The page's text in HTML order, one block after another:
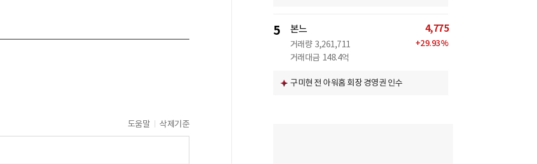
도움말 삭제기준
5 본느
거래량 3,261,711
거래대금 148.4억
4,775
+29.93%
구미현 전 아워홈 회장 경영권 인수